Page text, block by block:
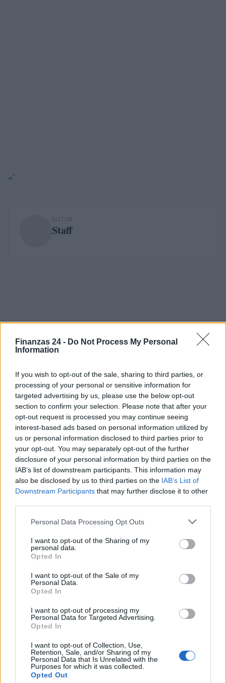
Finanzas 24 - Do Not Process My Personal
Information
If you wish to opt-out of the sale, sharing to third parties, or
processing of your personal or sensitive information for
targeted advertising by us, please use the below opt-out
section to confirm your selection. Please note that after your
opt-out request is processed you may continue seeing
interest-based ads based on personal information utilized by
us or personal information disclosed to third parties prior to
your opt-out. You may separately opt-out of the further
disclosure of your personal information by third parties on the
IAB’s list of downstream participants. This information may
also be disclosed by us to third parties on the IAB’s List of
Downstream Participants that may further disclose it to other
Please note that this website/app uses one or more Google
not limited to your visit or usage behaviour. You may click to
grant or deny consent to Google and its third-party tags to
use your data for below specified purposes in below Google
consent section.
Personal Data Processing Opt Outs
I want to opt-out of the Sharing of my
personal data.
Opted In
I want to opt-out of the Sale of my
Personal Data.
Opted In
I want to opt-out of processing my
Personal Data for Targeted Advertising.
Opted In
I want to opt-out of Collection, Use,
Retention, Sale, and/or Sharing of my
Personal Data that Is Unrelated with the
Purposes for which it was collected.
Opted Out
«`
AUTOR
Staff
Sigue leyendo
El Brent cae un 8.3% y arrastra a las materias primas
Lucía Herrera · 7 Ago 2026